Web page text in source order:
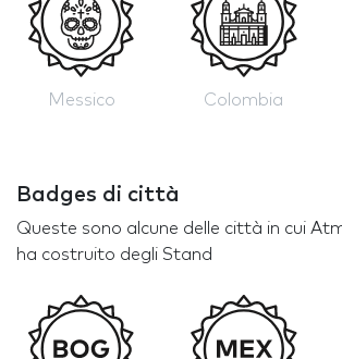
Messico Colombia
Badges di città
Queste sono alcune delle città in cui
ha costruito degli Stand